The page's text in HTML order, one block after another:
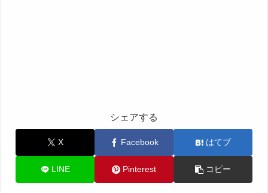
シェアする
X Facebook はてブ
LINE Pinterest コピー